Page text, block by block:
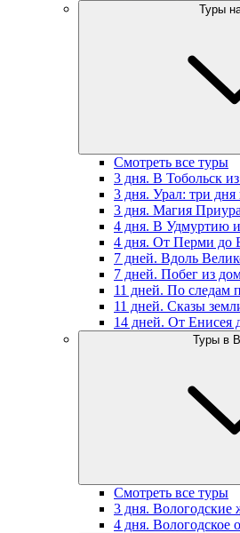
Туры
Смотреть все туры
3 дня. В Тобольск
3 дня. Урал: три дня
3 дня. Магия
4 дня. В Удмуртию
4 дня. От Перми до
7 дней. Вдоль
7 дней. Побег из
11 дней. По следам
11 дней. Сказы
14 дней. От Енисея
Туры в
Смотреть все туры
3 дня.
4 дня. Вологодское